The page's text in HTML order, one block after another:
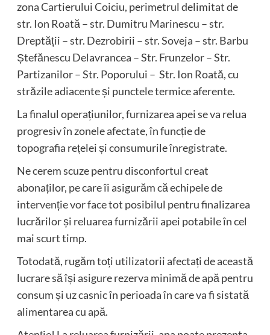
zona Cartierului Coiciu, perimetrul delimitat de
str. Ion Roată – str. Dumitru Marinescu – str.
Dreptății – str. Dezrobirii – str. Soveja – str. Barbu
Ștefănescu Delavrancea – Str. Frunzelor – Str.
Partizanilor – Str. Poporului – Str. Ion Roată, cu
străzile adiacente și punctele termice aferente.
La finalul operațiunilor, furnizarea apei se va relua
progresiv în zonele afectate, în funcție de
topografia rețelei și consumurile înregistrate.
Ne cerem scuze pentru disconfortul creat
abonaților, pe care îi asigurăm că echipele de
intervenție vor face tot posibilul pentru finalizarea
lucrărilor și reluarea furnizării apei potabile în cel
mai scurt timp.
Totodată, rugăm toți utilizatorii afectați de această
lucrare să își asigure rezerva minimă de apă pentru
consum și uz casnic în perioada în care va fi sistată
alimentarea cu apă.